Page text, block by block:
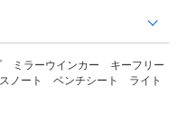
ミラーウインカー キーフリー
ノート ベンチシート ライト